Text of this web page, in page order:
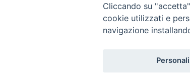
Copyright © 2019 - Tutti i diritti
Cliccando su
cookie utilizzati e
navigazione